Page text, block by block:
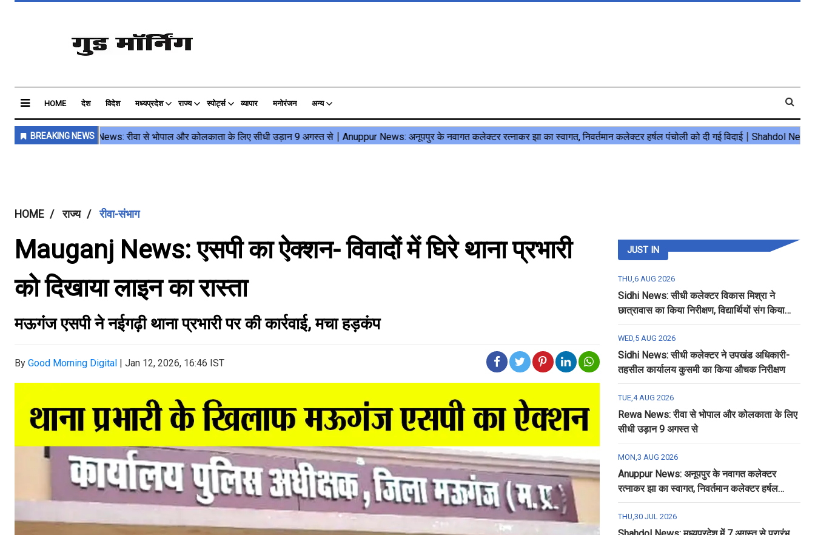
HOME देश विदेश मध्यप्रदेश राज्य स्पोर्ट्स व्यापार मनोरंजन अन्य
HOME राज्य रीवा-संभाग
Mauganj News: एसपी का ऐक्शन- विवादों में घिरे थाना प्रभारी
को दिखाया लाइन का रास्ता
मऊगंंज एसपी ने नईगढ़ी थाना प्रभारी पर की कार्रवाई, मचा हड़कंप
By Good Morning Digital | Jan 12, 2026, 16:46 IST
JUST IN
THU,6 AUG 2026
Sidhi News: सीधी कलेक्टर विकास मिश्रा ने
छात्रावास का किया निरीक्षण, विद्यार्थियों संग किया
रात्रि भोजन
WED,5 AUG 2026
Sidhi News: सीधी कलेक्टर ने उपखंड अधिकारी-
तहसील कार्यालय कुसमी का किया औचक निरीक्षण
TUE,4 AUG 2026
Rewa News: रीवा से भोपाल और कोलकाता के लिए
सीधी उड़ान 9 अगस्त से
MON,3 AUG 2026
Anuppur News: अनूपपुर के नवागत कलेक्टर
रत्नाकर झा का स्वागत, निवर्तमान कलेक्टर हर्षल
पंचोली को दी गई विदाई
THU,30 JUL 2026